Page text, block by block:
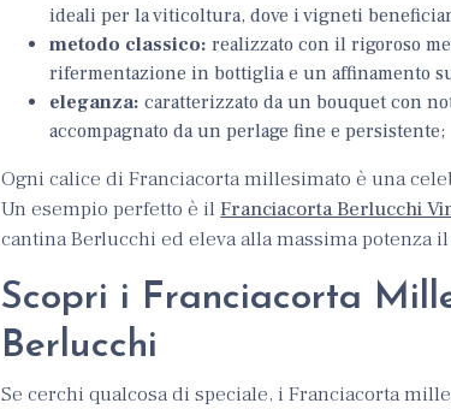
ideali per la viticoltura, dove i vigneti
metodo classico: realizzato con il rigoroso
rifermentazione in bottiglia e un affinamento
eleganza: caratterizzato da un bouquet con
accompagnato da un perlage fine e persistente;
Ogni calice di Franciacorta millesimato è una
Un esempio perfetto è ilFranciacorta Berlucchi
cantina Berlucchi ed eleva alla massima potenza
Scopri i Franciacorta
Berlucchi
Se cerchi qualcosa di speciale, i Franciacorta